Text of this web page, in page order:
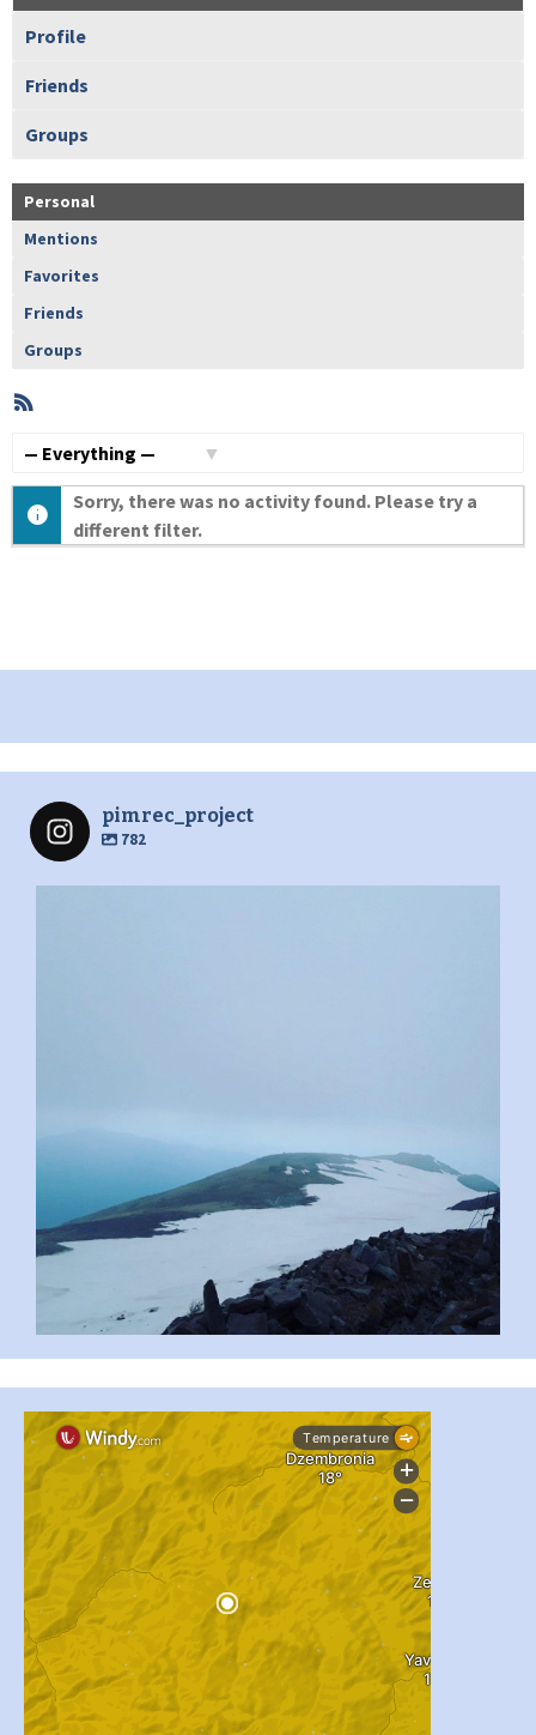
Profile
Friends
Groups
Personal
Mentions
Favorites
Friends
Groups
Member
Activities
Sorry, there was no activity found. Please try a
different filter.
pimrec_project
782
...
pimrec_project